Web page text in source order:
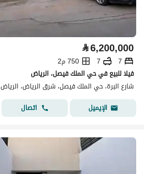
⃁6,200,000
7
7
750 م2
فيلا للبيع في حي الملك فيصل، الرياض
شارع البرة، حي الملك فيصل، شرق الرياض، الرياض
الإيميل
اتصال